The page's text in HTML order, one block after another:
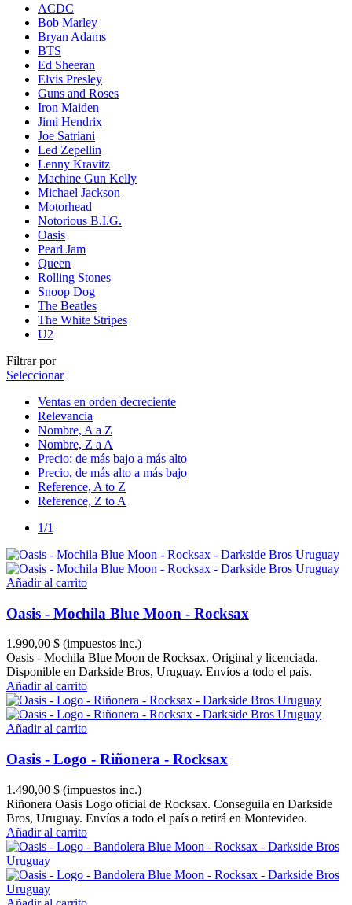
ACDC
Bob Marley
Bryan Adams
BTS
Ed Sheeran
Elvis Presley
Guns and Roses
Iron Maiden
Jimi Hendrix
Joe Satriani
Led Zepellin
Lenny Kravitz
Machine Gun Kelly
Michael Jackson
Motorhead
Notorious B.I.G.
Oasis
Pearl Jam
Queen
Rolling Stones
Snoop Dog
The Beatles
The White Stripes
U2
Filtrar por
Seleccionar
Ventas en orden decreciente
Relevancia
Nombre, A a Z
Nombre, Z a A
Precio: de más bajo a más alto
Precio, de más alto a más bajo
Reference, A to Z
Reference, Z to A
1/1
Añadir al carrito
Oasis - Mochila Blue Moon - Rocksax
1.990,00 $ (impuestos inc.)
Oasis - Mochila Blue Moon de Rocksax. Original y licenciada.
Disponible en Darkside Bros, Uruguay. Envíos a todo el país.
Añadir al carrito
Añadir al carrito
Oasis - Logo - Riñonera - Rocksax
1.490,00 $ (impuestos inc.)
Riñonera Oasis Logo oficial de Rocksax. Conseguila en Darkside
Bros, Uruguay. Envíos a todo el país o retirá en Montevideo.
Añadir al carrito